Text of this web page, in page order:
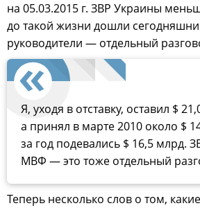
на 05.03.2015 г. ЗВР Украины
до такой жизни дошли
руководители — отдельный
Я, уходя в отставку, оставил $
а принял в марте 2010 около $
за год подевались $ 16,5 млрд.
МВФ — это тоже отдельный
Теперь несколько слов о том,